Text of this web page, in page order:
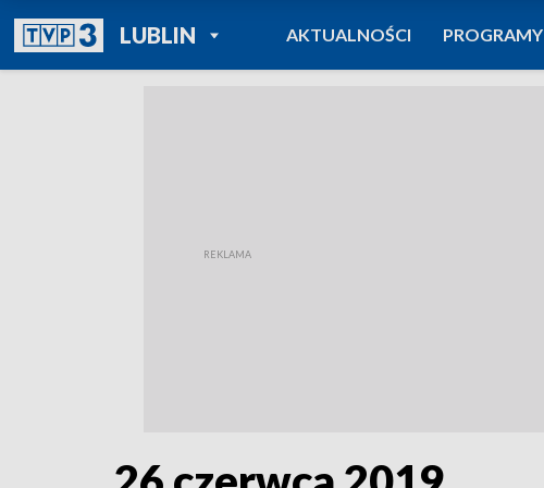
LUBLINPOWRÓT DO
TVP REGIONY
AKTUALNOŚCI PROGRAMY